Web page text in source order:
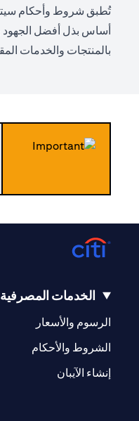
تُطبق شروط وأحكام سيتي
أساس بذل أفضل الجهود
بالمنتجات والخدمات
الخدمات المصرفية
الرسوم والأسعار
tab
الشروط والأحكام tab
إنشاء الآيبان a new tab